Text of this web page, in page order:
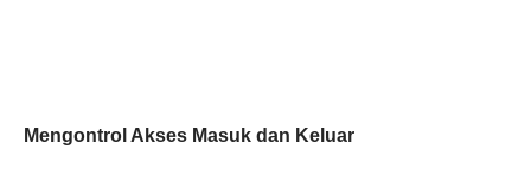
Mengontrol Akses Masuk dan Keluar